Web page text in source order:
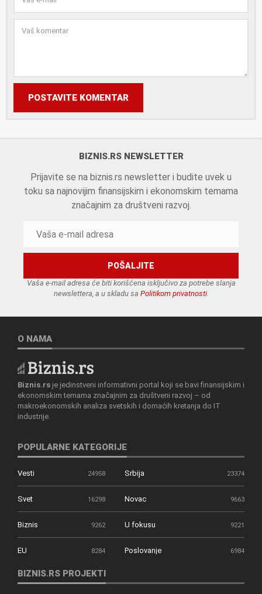
POSTAVITE KOMENTAR
BIZNIS.RS NEWSLETTER
Prijavite se na biznis.rs newsletter i budite uvek u
toku sa najnovijim finansijskim i ekonomskim temama
značajnim za društveni razvoj.
Vaša e-mail adresa će biti korišćena isključivo za potrebe slanja
newslettera, a u skladu sa Politikom privatnosti.
O NAMA
Biznis.rs je jedinstveni informativni portal koji se bavi finansijskim i
ekonomskim temama značajnim za društveni razvoj – od
makroekonomskih analiza svetskih i domaćih kretanja do IT
industrije.
POPULARNE KATEGORIJE
Vesti 24958 Srbija 23374
Svet 16298 Novac 9663
Biznis 9262 U fokusu 9221
EU 8284 Poslovanje 6984
BIZNIS.RS PROJEKTI